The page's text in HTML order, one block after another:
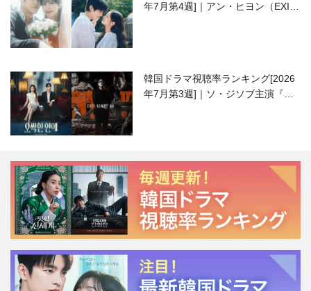
年7月第4週]｜アン・ヒヨン（EXID
韓国ドラマ視聴率ランキング[2026
年7月第3週]｜ソ・ジソブ主演『エ